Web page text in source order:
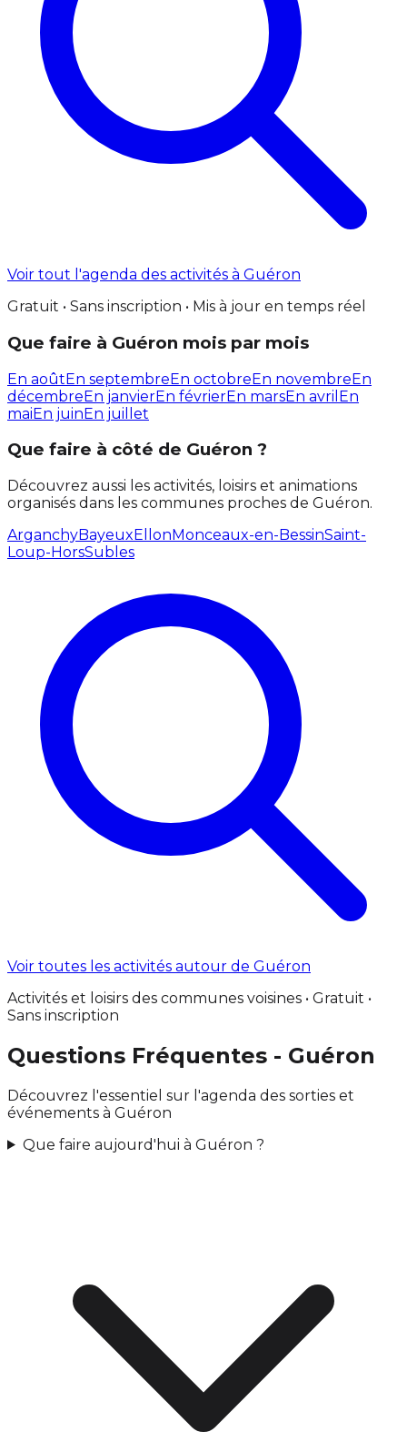
Voir tout l'agenda des activités à Guéron
Gratuit • Sans inscription • Mis à jour en temps réel
Que faire à Guéron mois par mois
En aoûtEn septembreEn octobreEn novembreEn
décembreEn janvierEn févrierEn marsEn avril En
maiEn juinEn juillet
Que faire à côté de Guéron ?
Découvrez aussi les activités, loisirs et animations
organisés dans les communes proches de Guéron.
ArganchyBayeuxEllonMonceaux-en-BessinSaint-
Loup-HorsSubles
Voir toutes les activités autour de Guéron
Activités et loisirs des communes voisines • Gratuit •
Sans inscription
Questions Fréquentes - Guéron
Découvrez l'essentiel sur l'agenda des sorties et
événements à Guéron
Que faire aujourd'hui à Guéron ?